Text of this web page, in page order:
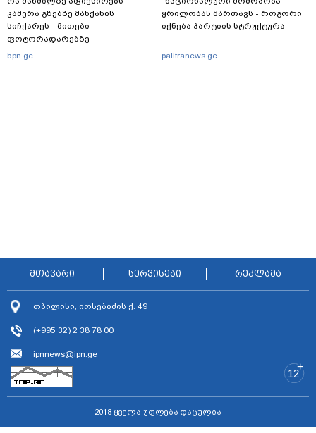
კამერა გზებზე მანქანის
სიჩქარეს - მითები
ფოტორადარებზე
bpn.ge
ყრილობას მართავს - როგორი
იქნება პარტიის სტრუქტურა
palitranews.ge
მთავარი სერვისები რეკლამა
თბილისი, იოსებიძის ქ. 49
(+995 32) 2 38 78 00
ipnnews@ipn.ge
+
12
2018 ყველა უფლება დაცულია